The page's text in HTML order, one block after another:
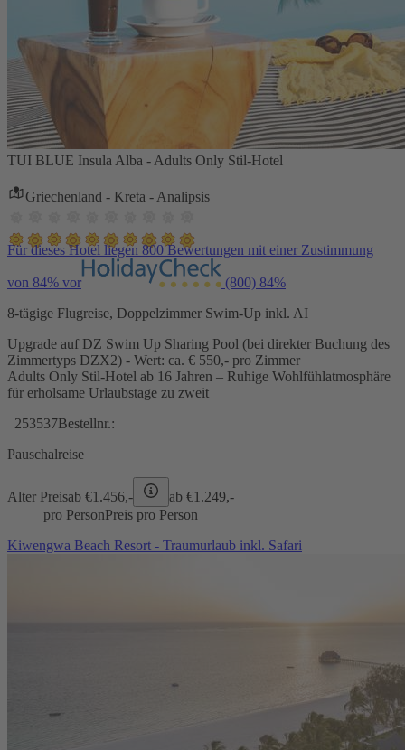
TUI BLUE Insula Alba - Adults Only Stil-Hotel
Griechenland - Kreta - Analipsis
Für dieses Hotel liegen 800 Bewertungen mit einer Zustimmung
von 84% vor (800) 84%
8-tägige Flugreise, Doppelzimmer Swim-Up inkl. AI
Upgrade auf DZ Swim Up Sharing Pool (bei direkter Buchung des
Zimmertyps DZX2) - Wert: ca. € 550,- pro Zimmer
Adults Only Stil-Hotel ab 16 Jahren – Ruhige Wohlfühlatmosphäre
für erholsame Urlaubstage zu zweit
253537Bestellnr.:
Pauschalreise
Alter Preisab €1.456,- ab €1.249,-
pro PersonPreis pro Person
Kiwengwa Beach Resort - Traumurlaub inkl. Safari